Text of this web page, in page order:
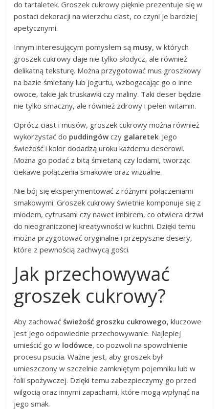
do tartaletek. Groszek cukrowy pięknie prezentuje się w
postaci dekoracji na wierzchu ciast, co czyni je bardziej
apetycznymi.
Innym interesującym pomysłem są musy, w których
groszek cukrowy daje nie tylko słodycz, ale również
delikatną teksturę. Można przygotować mus groszkowy
na bazie śmietany lub jogurtu, wzbogacając go o inne
owoce, takie jak truskawki czy maliny. Taki deser będzie
nie tylko smaczny, ale również zdrowy i pełen witamin.
Oprócz ciast i musów, groszek cukrowy można również
wykorzystać do puddingów czy galaretek. Jego
świeżość i kolor dodadzą uroku każdemu deserowi.
Można go podać z bitą śmietaną czy lodami, tworząc
ciekawe połączenia smakowe oraz wizualne.
Nie bój się eksperymentować z różnymi połączeniami
smakowymi. Groszek cukrowy świetnie komponuje się z
miodem, cytrusami czy nawet imbirem, co otwiera drzwi
do nieograniczonej kreatywności w kuchni. Dzięki temu
można przygotować oryginalne i przepyszne desery,
które z pewnością zachwycą gości.
Jak przechowywać
groszek cukrowy?
Aby zachowaćświeżość groszku cukrowego, kluczowe
jest jego odpowiednie przechowywanie. Najlepiej
umieścić go w lodówce, co pozwoli na spowolnienie
procesu psucia. Ważne jest, aby groszek był
umieszczony w szczelnie zamkniętym pojemniku lub w
folii spożywczej. Dzięki temu zabezpieczymy go przed
wilgocią oraz innymi zapachami, które mogą wpłynąć na
jego smak.